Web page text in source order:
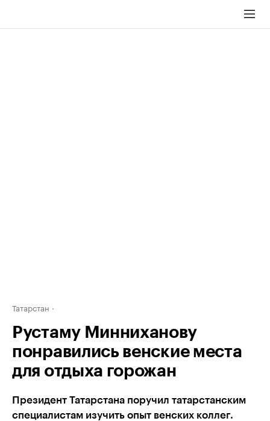
Татарстан
Рустаму Минниханову
понравились венские места
для отдыха горожан
Президент Татарстана поручил татарстанским
специалистам изучить опыт венских коллег.